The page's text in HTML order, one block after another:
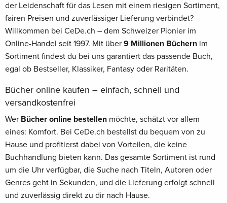
der Leidenschaft für das Lesen mit einem riesigen Sortiment,
fairen Preisen und zuverlässiger Lieferung verbindet?
Willkommen bei CeDe.ch – dem Schweizer Pionier im
Online-Handel seit 1997. Mit über 9 Millionen Büchern im
Sortiment findest du bei uns garantiert das passende Buch,
egal ob Bestseller, Klassiker, Fantasy oder Raritäten.
Bücher online kaufen – einfach, schnell und
versandkostenfrei
Wer Bücher online bestellen möchte, schätzt vor allem
eines: Komfort. Bei CeDe.ch bestellst du bequem von zu
Hause und profitierst dabei von Vorteilen, die keine
Buchhandlung bieten kann. Das gesamte Sortiment ist rund
um die Uhr verfügbar, die Suche nach Titeln, Autoren oder
Genres geht in Sekunden, und die Lieferung erfolgt schnell
und zuverlässig direkt zu dir nach Hause.